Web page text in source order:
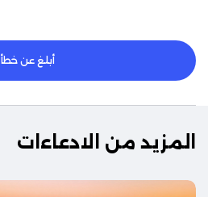
أبلغ عن خطأ
المزيد من الادعاءات